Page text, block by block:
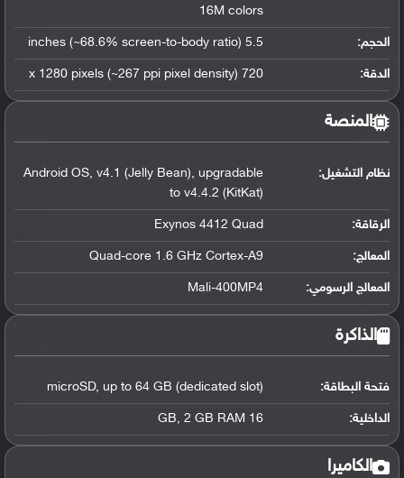
16M colors
الحجم: 5.5 inches (~68.6% screen-to-body ratio)
الدقة: 720 x 1280 pixels (~267 ppi pixel density)
المنصة
نظام التشغيل:
Android OS, v4.1 (Jelly Bean), upgradable
to v4.4.2 (KitKat)
الرقاقة:
Exynos 4412 Quad
المعالج:
Quad-core 1.6 GHz Cortex-A9
المعالج الرسومي:
Mali-400MP4
الذاكرة
فتحة البطاقة: microSD, up to 64 GB (dedicated slot)
الداخلية: 16 GB, 2 GB RAM
الكاميرا